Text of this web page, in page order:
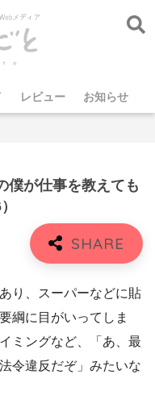
レビュー お知らせ
僕が仕事を教えても
り、スーパーなどに貼
綱に目がいってしま
ミングなど、「あ、最
令違反だぞ」みたいな